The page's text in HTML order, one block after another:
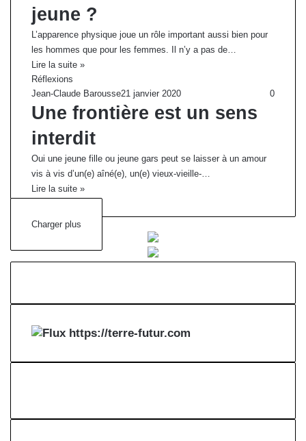
jeune ?
L’apparence physique joue un rôle important aussi bien pour
les hommes que pour les femmes. Il n’y a pas de…
Lire la suite »
Réflexions
Jean-Claude Barousse21 janvier 2020 0
Une frontière est un sens
interdit
Oui une jeune fille ou jeune gars peut se laisser à un amour
vis à vis d’un(e) aîné(e), un(e) vieux-vieille-…
Lire la suite »
Charger plus
https://terre-futur.com